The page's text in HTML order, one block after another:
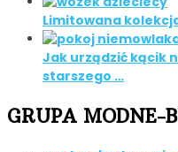
Limitowana
Jak urządzić kącik
starszego …
GRUPA MODNE-